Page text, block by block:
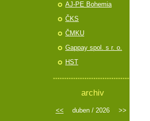
AJ-PE Bohemia
ČKS
ČMKU
Gappay spol. s r. o.
HST
archiv
<< duben / 2026 >>